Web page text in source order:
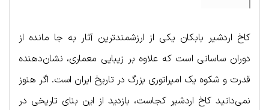
کاخ اردشیر بابکان یکی از ارزشمندترین آثار به جا مانده از
دوران ساسانی است که علاوه بر زیبایی معماری، نشان‌دهنده
قدرت و شکوه یک امپراتوری بزرگ در تاریخ ایران است. اگر هنوز
نمی‌دانید کاخ اردشیر کجاست، بازدید از این بنای تاریخی در